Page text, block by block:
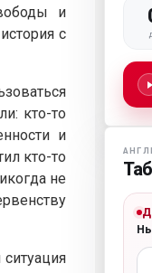
и
с
кто-то
и
кто-то
не